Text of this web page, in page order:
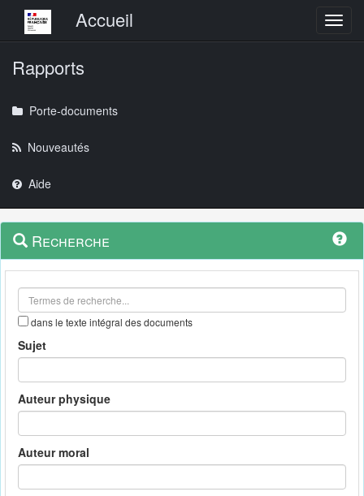
Menu principalAccueil
Rapports
Porte-documents
Nouveautés
Aide
Navigation
outils
Menu
contextuel
Recherche
dans le texte intégral des documents
Sujet
Auteur physique
Auteur moral